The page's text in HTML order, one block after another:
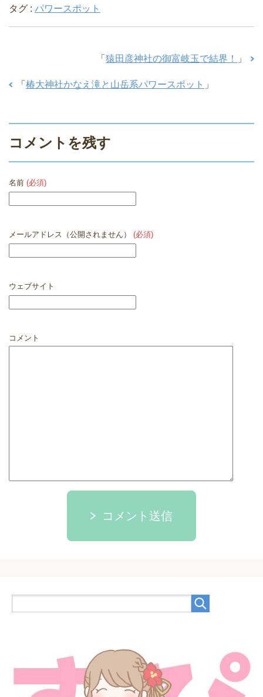
タグ : パワースポット
「 猿田彦神社の御富岐玉で結界！ 」
「 椿大神社かなえ滝と山岳系パワースポット 」
コメントを残す
名前 (必須)
メールアドレス（公開されません） (必須)
ウェブサイト
コメント
コメント送信